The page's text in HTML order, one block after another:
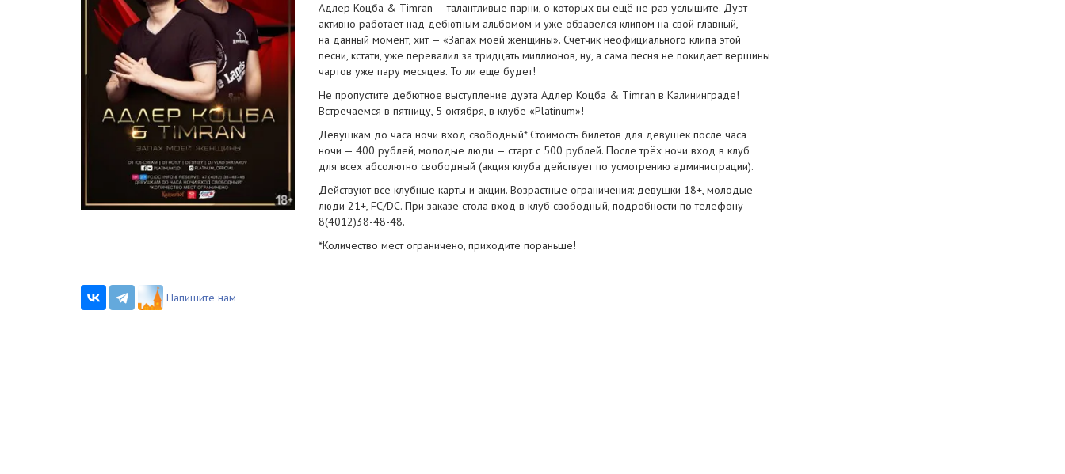
Адлер Коцба & Timran — талантливые парни, о которых вы ещё не раз услышите. Дуэт
активно работает над дебютным альбомом и уже обзавелся клипом на свой главный,
на данный момент, хит — «Запах моей женщины». Счетчик неофициального клипа этой
песни, кстати, уже перевалил за тридцать миллионов, ну, а сама песня не покидает вершины
чартов уже пару месяцев. То ли еще будет!
Не пропустите дебютное выступление дуэта Адлер Коцба & Timran в Калининграде!
Встречаемся в пятницу, 5 октября, в клубе «Platinum»!
Девушкам до часа ночи вход свободный* Стоимость билетов для девушек после часа
ночи — 400 рублей, молодые люди — старт с 500 рублей. После трёх ночи вход в клуб
для всех абсолютно свободный (акция клуба действует по усмотрению администрации).
Действуют все клубные карты и акции. Возрастные ограничения: девушки 18+, молодые
люди 21+, FC/DC. При заказе стола вход в клуб свободный, подробности по телефону
8(4012)38-48-48.
*Количество мест ограничено, приходите пораньше!
Напишите нам